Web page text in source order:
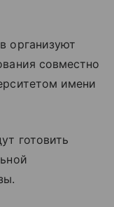
организуют
совместно
имени
готовить